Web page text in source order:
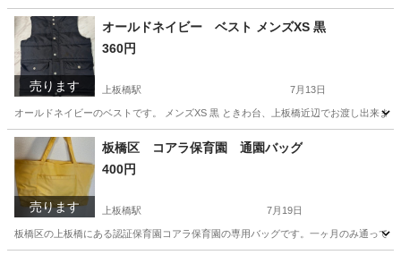
東京 板橋区 クリーム
売ります
オールドネイビー ベスト メンズXS 黒
360円
上板橋駅 7月13日
オールドネイビーのベストです。 メンズXS 黒 ときわ台、上板橋近辺でお渡し出来ます
東京 板橋区 上板橋駅 コート オールドネイビー
売ります
板橋区 コアラ保育園 通園バッグ
400円
上板橋駅 7月19日
板橋区の上板橋にある認証保育園コアラ保育園の専用バッグです。一ヶ月のみ通って